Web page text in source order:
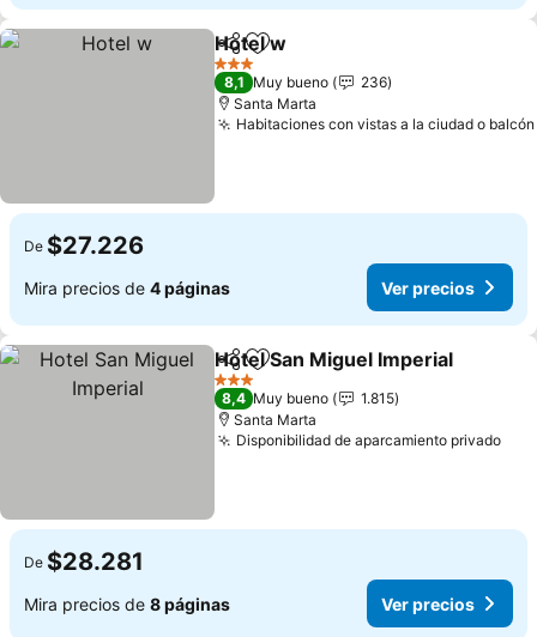
CompartirAgregar a favoritos
Hotel w
3 Estrellas
8,1 Muy bueno
236
Santa Marta
Habitaciones con vistas a la ciudad o balcón
De $27.226
Mira precios de 4 páginas Ver precios
CompartirAgregar a favoritos
Hotel San Miguel Imperial
3 Estrellas
8,4 Muy bueno
1.815
Santa Marta
Disponibilidad de aparcamiento privado
De $28.281
Mira precios de 8 páginas Ver precios